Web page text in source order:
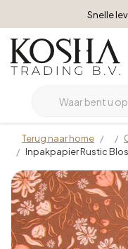
Snelle
Terug naar home
Inpakpapier Rustic